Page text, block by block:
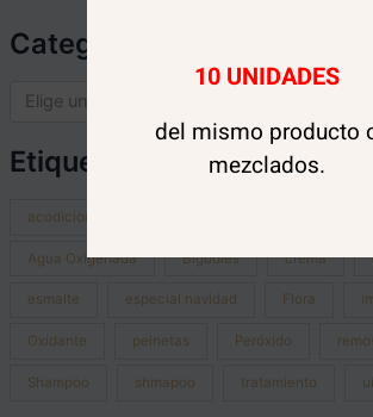
Categorías del producto
Elige una categoría
Etiquetas del producto
acodicionador
Agua Oxigenada Bigudíes crema
esmalte especial navidad Flora
Oxidante peinetas Peróxido
Shampoo shmapoo tratamiento
10 UNIDADES
del mismo producto
mezclados.